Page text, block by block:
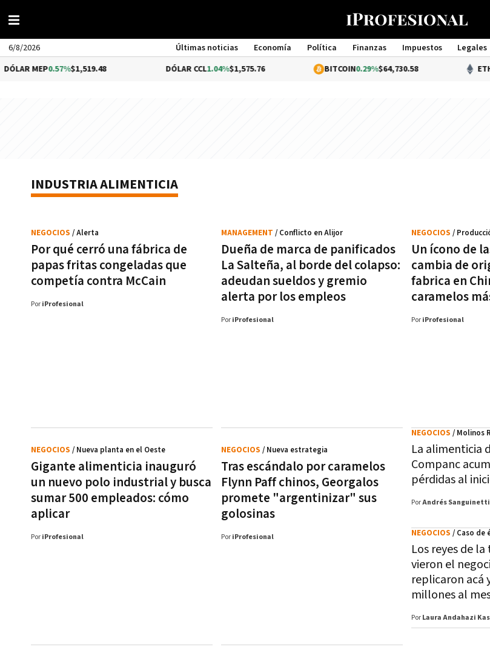
6/8/2026 Últimas noticias Economía Política Finanzas Impuestos Legales
Management
MEP0.57%$1,519.48 DÓLAR CCL 1.04%$1,575.76 BITCOIN0.29%$64,730.58
INDUSTRIA ALIMENTICIA
Por qué cerró una fábrica de
papas fritas congeladas que
competía contra McCain
NEGOCIOS / Alerta
Por iProfesional
Dueña de marca de panificados
La Salteña, al borde del colapso:
adeudan sueldos y gremio
alerta por los empleos
MANAGEMENT / Conflicto en Alijor
Por iProfesional
Gigante alimenticia inauguró
un nuevo polo industrial y busca
sumar 500 empleados: cómo
aplicar
NEGOCIOS / Nueva planta en el Oeste
Por iProfesional
Tras escándalo por caramelos
Flynn Paff chinos, Georgalos
promete "argentinizar" sus
golosinas
NEGOCIOS / Nueva estrategia
Por iProfesional
Un ícono de
cambia de
fabrica en
caramelos
NEGOCIOS /
Por iProfesional
La alimenticia
Companc
pérdidas al
NEGOCIOS / Molinos
PorAndrés Sanguinetti
Los reyes de
vieron el
replicaron acá
millones al
NEGOCIOS / Caso de
Por Laura Andahazi